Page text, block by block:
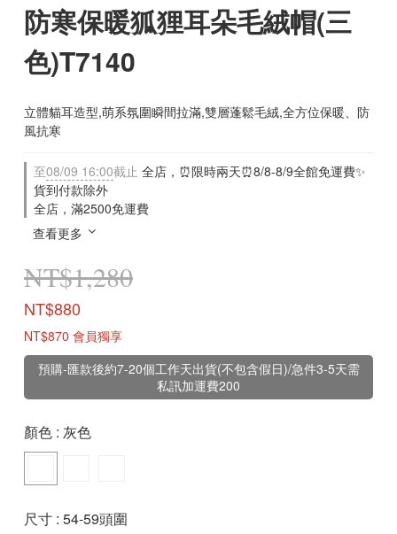
防寒保暖狐狸耳朵毛絨帽(三
色)T7140
立體貓耳造型,萌系氛圍瞬間拉滿,雙層蓬鬆毛絨,全方位保暖、防
風抗寒
至08/09 16:00截止 全店，⏰限時兩天⏰8/8-8/9全館免運費✨
貨到付款除外
全店，滿2500免運費
查看更多
NT$1,280
NT$880
NT$870 會員獨享
預購-匯款後約7-20個工作天出貨(不包含假日)/急件3-5天需
私訊加運費200
顏色 : 灰色
尺寸 : 54-59頭圍